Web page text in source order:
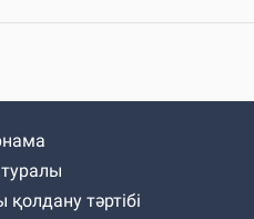
тәртібі